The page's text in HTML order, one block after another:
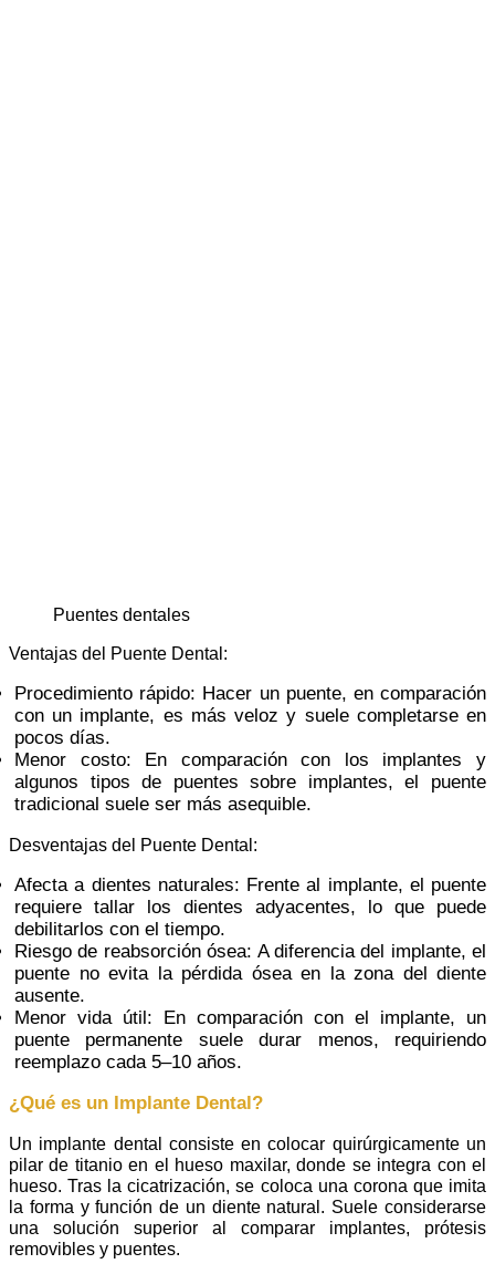
puentes dentales
Ventajas del Puente Dental:
Procedimiento rápido: Hacer un puente, en comparación
con un implante, es más veloz y suele completarse en
pocos días.
Menor costo: En comparación con los implantes y
algunos tipos de puentes sobre implantes, el puente
tradicional suele ser más asequible.
Desventajas del Puente Dental:
Afecta a dientes naturales: Frente al implante, el puente
requiere tallar los dientes adyacentes, lo que puede
debilitarlos con el tiempo.
Riesgo de reabsorción ósea: A diferencia del implante, el
puente no evita la pérdida ósea en la zona del diente
ausente.
Menor vida útil: En comparación con el implante, un
puente permanente suele durar menos, requiriendo
reemplazo cada 5–10 años.
¿Qué es un Implante Dental?
Un implante dental consiste en colocar quirúrgicamente un
pilar de titanio en el hueso maxilar, donde se integra con el
hueso. Tras la cicatrización, se coloca una corona que imita
la forma y función de un diente natural. Suele considerarse
una solución superior al comparar implantes, prótesis
removibles y puentes.